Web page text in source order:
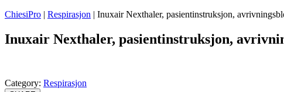
ChiesiPro | Respirasjon | Inuxair Nexthaler, pasientinstruksjon,
Inuxair Nexthaler, pasientinstruksjon,
Category: Respirasjon